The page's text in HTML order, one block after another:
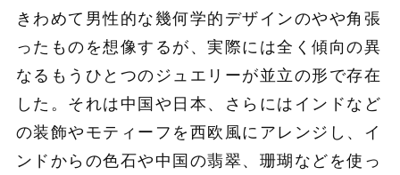
きわめて男性的な幾何学的デザインのやや角張
ったものを想像するが、実際には全く傾向の異
なるもうひとつのジュエリーが並立の形で存在
した。それは中国や日本、さらにはインドなど
の装飾やモティーフを西欧風にアレンジし、イ
ンドからの色石や中国の翡翠、珊瑚などを使っ